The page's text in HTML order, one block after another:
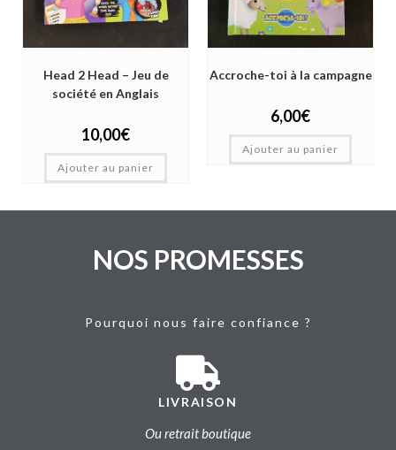
Head 2 Head – Jeu de
société en Anglais
10,00€
Ajouter au panier
Accroche-toi à la campagne
6,00€
Ajouter au panier
NOS PROMESSES
Pourquoi nous faire confiance ?
LIVRAISON
Ou retrait boutique